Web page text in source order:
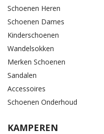
Schoenen Heren
Schoenen Dames
Kinderschoenen
Wandelsokken
Merken Schoenen
Sandalen
Accessoires
Schoenen Onderhoud
KAMPEREN